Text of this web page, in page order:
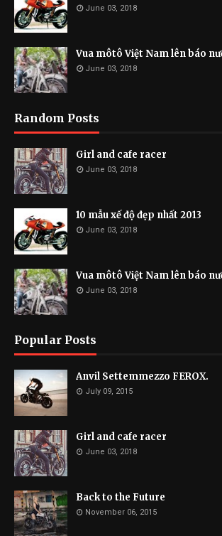
June 03, 2018
Vua môtô Việt Nam lên báo
June 03, 2018
Random Posts
Girl and cafe racer
June 03, 2018
10 mẫu xế độ đẹp nhất 2013
June 03, 2018
Vua môtô Việt Nam lên báo
June 03, 2018
Popular Posts
Anvil Settemmezzo FEROX.
July 09, 2015
Girl and cafe racer
June 03, 2018
Back to the Future
November 06, 2015